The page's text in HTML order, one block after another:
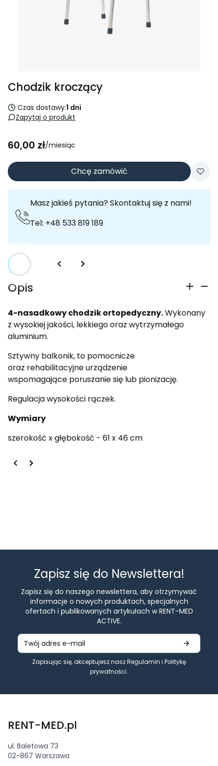
Chodzik kroczący
Czas dostawy:1 dni
Zapytaj o produkt
Cena
60,00 zł/miesiąc
Chcę zamówić
Masz jakieś pytania? Skontaktuj się z nami!
Tel: +48 533 819 189
Opis
Opis
4-nasadkowy chodzik ortopedyczny.Wykonany
z wysokiej jakości, lekkiego oraz wytrzymałego
aluminium.
Sztywny balkonik, to pomocnicze
oraz rehabilitacyjne urządzenie
wspomagające poruszanie się lub pionizację.
Regulacja wysokości rączek.
Wymiary
szerokość x głębokość - 61 x 46 cm
Zapisz się do Newslettera!
Zapisz się do naszego newslettera, aby otrzymywać
informacje o nowych produktach, specjalnych
ofertach i publikowanych artykułach w RENT-MED
ACTIVE.
Zapisując się, akceptujesz naszRegulamin i Politykę
prywatności.
RENT-MED.pl
ul. Baletowa 73
02-867 Warszawa